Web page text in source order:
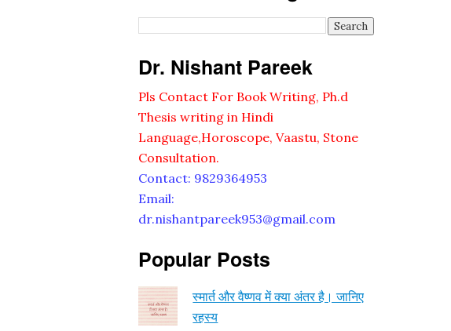
Dr. Nishant Pareek
Pls Contact For Book Writing, Ph.d
Thesis writing in Hindi
Language,Horoscope, Vaastu, Stone
Consultation.
Contact: 9829364953
Email:
dr.nishantpareek953@gmail.com
Popular Posts
स्मार्त और वैष्णव में क्या अंतर है। जानिए
रहस्य